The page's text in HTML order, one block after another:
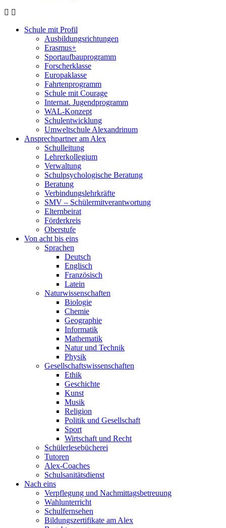
Schule mit Profil
Ausbildungsrichtungen
Erasmus+
Sportaufbauprogramm
Forscherklasse
Europaklasse
Fahrtenprogramm
Schule mit Courage
Internat. Jugendprogramm
WAL-Konzept
Schulentwicklung
Umweltschule Alexandrinum
Ansprechpartner am Alex
Schulleitung
Lehrerkollegium
Verwaltung
Schulpsychologische Beratung
Beratung
Verbindungslehrkräfte
SMV – Schülermitverantwortung
Elternbeirat
Förderkreis
Oberstufe
Von acht bis eins
Sprachen
Deutsch
Englisch
Französisch
Latein
Naturwissenschaften
Biologie
Chemie
Geographie
Informatik
Mathematik
Natur und Technik
Physik
Gesellschaftswissenschaften
Ethik
Geschichte
Kunst
Musik
Religion
Politik und Gesellschaft
Sport
Wirtschaft und Recht
Schülerlesebücherei
Tutoren
Alex-Coaches
Schulsanitätsdienst
Nach eins
Verpflegung und Nachmittagsbetreuung
Wahlunterricht
Schulfernsehen
Bildungszertifikate am Alex